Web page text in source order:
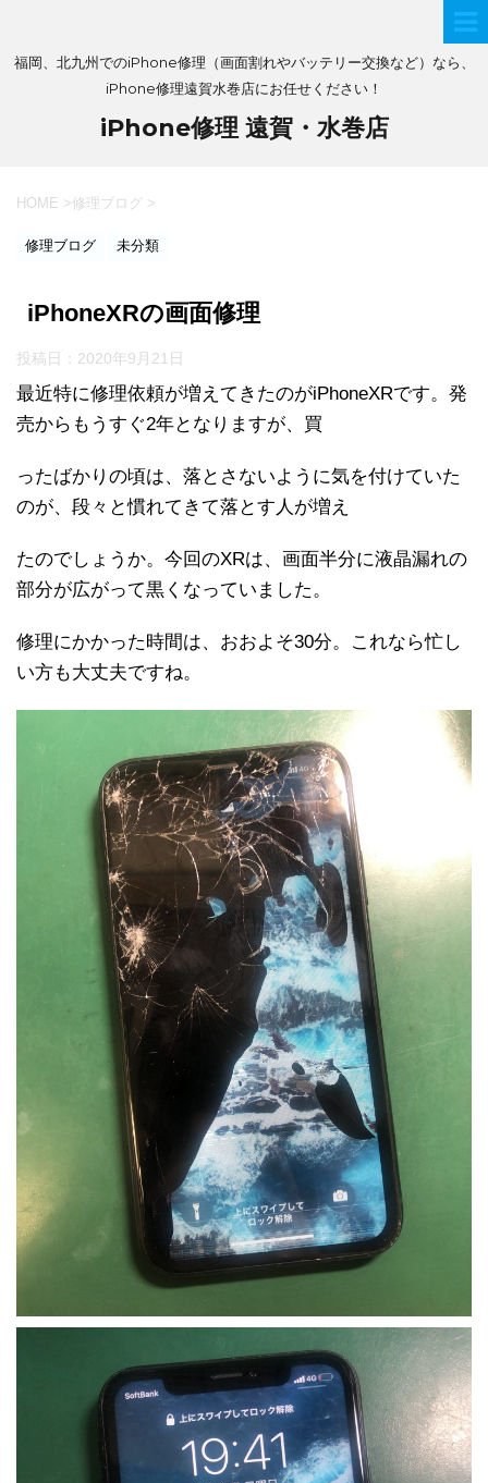
福岡、北九州でのiPhone修理（画面割れやバッテリー交換など）なら、
iPhone修理遠賀水巻店にお任せください！
iPhone修理 遠賀・水巻店
HOME >修理ブログ >
修理ブログ 未分類
iPhoneXRの画面修理
投稿日： 2020年9月21日
最近特に修理依頼が増えてきたのがiPhoneXRです。発
売からもうすぐ2年となりますが、買
ったばかりの頃は、落とさないように気を付けていた
のが、段々と慣れてきて落とす人が増え
たのでしょうか。今回のXRは、画面半分に液晶漏れの
部分が広がって黒くなっていました。
修理にかかった時間は、おおよそ30分。これなら忙し
い方も大丈夫ですね。